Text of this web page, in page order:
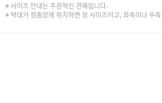
※ 사이즈 안내는 주관적인 견해입니다.
※ 막대가 정중앙에 위치하면 정 사이즈이고, 좌측이나 우